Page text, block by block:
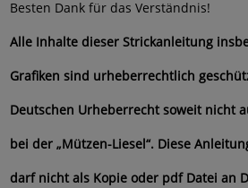
Besten Dank für das Verständnis!
Alle Inhalte dieser Strickanleitung
Grafiken sind urheberrechtlich
Deutschen Urheberrecht soweit nicht
bei der „Mützen-Liesel“. Diese
darf nicht als Kopie oder pdf Datei an